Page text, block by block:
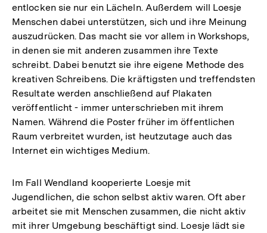
entlocken sie nur ein Lächeln. Außerdem will Loesje
Menschen dabei unterstützen, sich und ihre Meinung
auszudrücken. Das macht sie vor allem in Workshops,
in denen sie mit anderen zusammen ihre Texte
schreibt. Dabei benutzt sie ihre eigene Methode des
kreativen Schreibens. Die kräftigsten und treffendsten
Resultate werden anschließend auf Plakaten
veröffentlicht - immer unterschrieben mit ihrem
Namen. Während die Poster früher im öffentlichen
Raum verbreitet wurden, ist heutzutage auch das
Internet ein wichtiges Medium.
Im Fall Wendland kooperierte Loesje mit
Jugendlichen, die schon selbst aktiv waren. Oft aber
arbeitet sie mit Menschen zusammen, die nicht aktiv
mit ihrer Umgebung beschäftigt sind. Loesje lädt sie